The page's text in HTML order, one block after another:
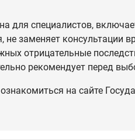
для специалистов,
заменяет консультации
отрицательные
рекомендует перед
на сайте